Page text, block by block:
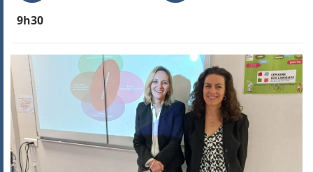
9h30